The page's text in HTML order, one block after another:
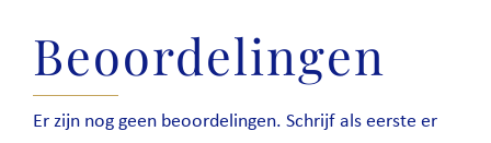
Beoordelingen
Er zijn nog geen beoordelingen. Schrijf als eerste er